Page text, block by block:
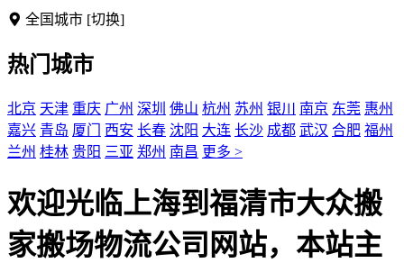
全国城市 [切换]
热门城市
北京 天津 重庆 广州 深圳 佛山 杭州 苏州 银川 南京 东莞 惠州
嘉兴 青岛 厦门 西安 长春 沈阳 大连 长沙 成都 武汉 合肥 福州
兰州 桂林 贵阳 三亚 郑州 南昌 更多 >
欢迎光临上海到福清市大众搬
家搬场物流公司网站，本站主